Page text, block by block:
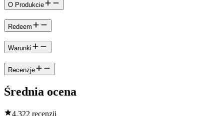
O Produkcie
Redeem
Warunki
Recenzje
Średnia ocena
4.322 recenzji